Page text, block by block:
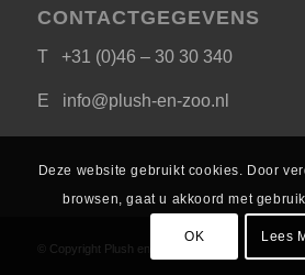
CONTACTGEGEVENS
T +31 (0)46 – 30 30 340
E info@plush-en-zoo.nl
© Copyright Plush en Zoo
Deze website gebruikt cookies. Door
browsen, gaat u akkoord met
OK Lees